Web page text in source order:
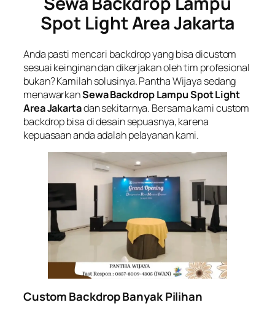
Spot Light Area Jakarta
Anda pasti mencari backdrop yang bisa dicustom
sesuai keinginan dan dikerjakan oleh tim profesional
bukan? Kamilah solusinya. Pantha Wijaya sedang
menawarkanSewa Backdrop Lampu Spot Light
Area Jakartadan sekitarnya. Bersama kami custom
backdrop bisa di desain sepuasnya, karena
kepuasaan anda adalah pelayanan kami.
Custom Backdrop Banyak Pilihan